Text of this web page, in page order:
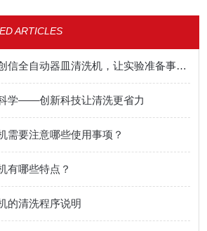
ARTICLES
告别手洗！永合创信全自动器皿清洗机，让实验准备事半功倍！
学——创新科技让清洗更省力
需要注意哪些使用事项？
有哪些特点？
的清洗程序说明